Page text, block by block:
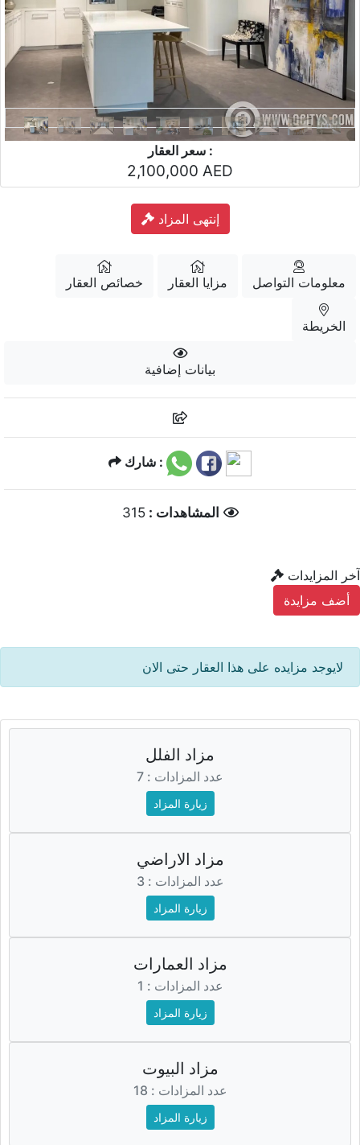
سعر العقار :
2,100,000 AED
إنتهى المزاد
خصائص العقار مزايا العقار معلومات التواصل
الخريطة
بيانات إضافية
شارك :
المشاهدات :
آخر المزايدات
أضف مزايدة
لايوجد مزايده على هذا العقار حتى الان
مزاد الفلل
عدد المزادات : 7
زيارة المزاد
مزاد الاراضي
عدد المزادات : 3
زيارة المزاد
مزاد العمارات
عدد المزادات : 1
زيارة المزاد
مزاد البيوت
عدد المزادات : 18
زيارة المزاد